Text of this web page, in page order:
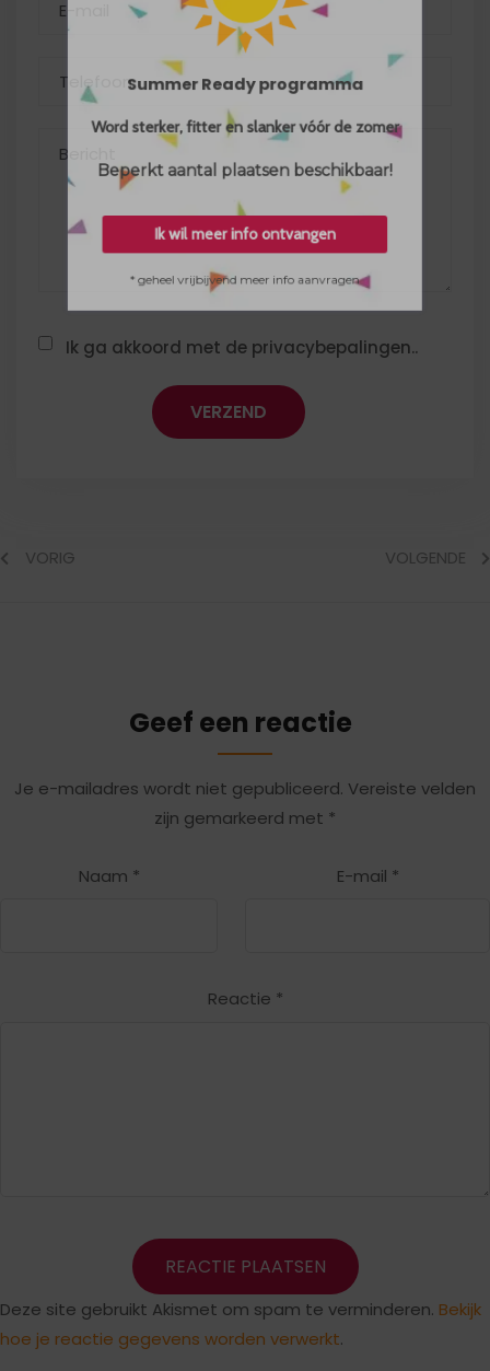
Ik ga akkoord met de privacybepalingen..
VORIG VOLGENDE
Geef een reactie
Je e-mailadres wordt niet gepubliceerd. Vereiste velden
zijn gemarkeerd met *
Naam * E-mail *
Reactie *
Deze site gebruikt Akismet om spam te verminderen. Bekijk
hoe je reactie gegevens worden verwerkt.
Summer Ready programma
Word sterker, fitter en slanker vóór de zomer
Beperkt aantal plaatsen beschikbaar!
Ik wil meer info ontvangen
* geheel vrijbijvend meer info aanvragen